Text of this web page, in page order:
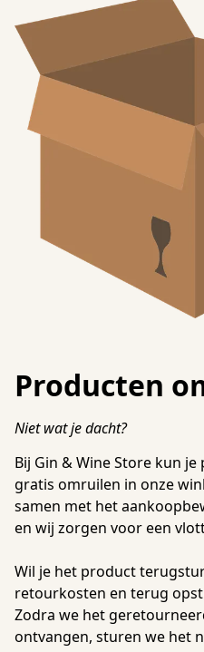
Producten
Niet wat je dacht?
Bij Gin & Wine Store kun
gratis omruilen in onze
samen met het
en wij zorgen voor een
Wil je het product
retourkosten en terug
Zodra we het
ontvangen, sturen we het